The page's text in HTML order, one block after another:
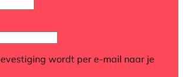
wordt per e-mail naar je